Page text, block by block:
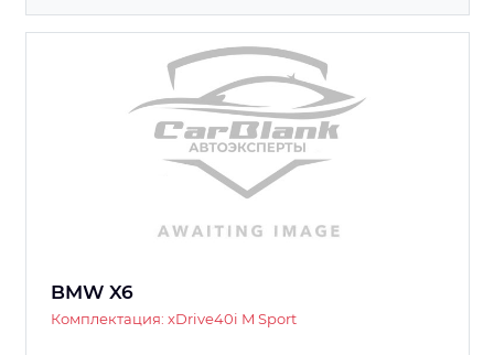
BMW X6
Комплектация: xDrive40i M Sport